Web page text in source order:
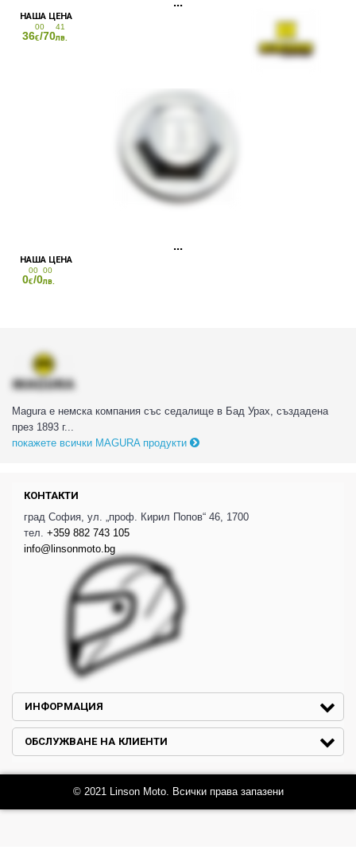
Magura е немска компания със седалище в Бад Урах, създадена
през 1893 г...
покажете всички MAGURA продукти
36
00
€/70
41
лв.
0
00
€/0
00
лв.
КОНТАКТИ
град София, ул. „проф. Кирил Попов“ 46, 1700
тел. +359 882 743 105
info@linsonmoto.bg
ИНФОРМАЦИЯ
ОБСЛУЖВАНЕ НА КЛИЕНТИ
© 2021 Linson Moto. Всички права запазени